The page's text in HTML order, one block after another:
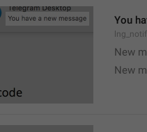
You
New
New